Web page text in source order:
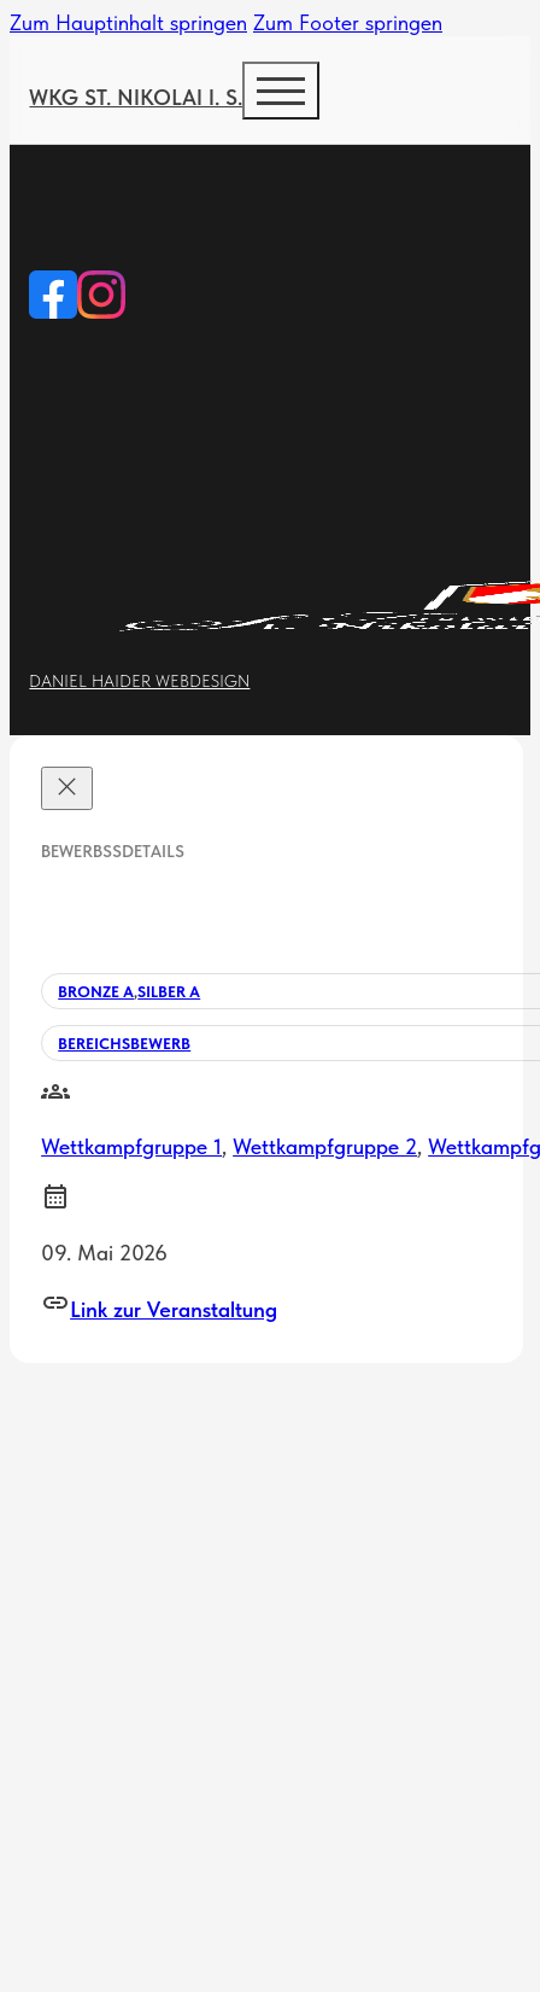
Zum Hauptinhalt springen Zum Footer springen
WKG ST. NIKOLAI I. S.
DANIEL HAIDER WEBDESIGN
BEWERBSSDETAILS
BRONZE A,SILBER A
BEREICHSBEWERB
Wettkampfgruppe 1,Wettkampfgruppe 2,
09. Mai 2026
Link zur Veranstaltung